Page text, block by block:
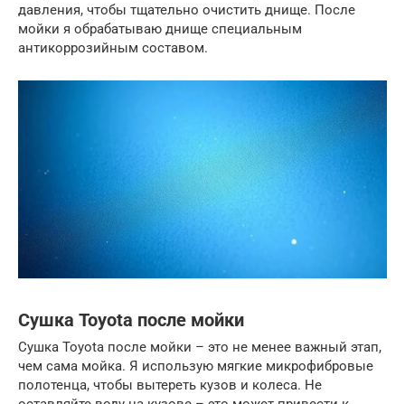
давления, чтобы тщательно очистить днище. После
мойки я обрабатываю днище специальным
антикоррозийным составом.
Сушка Toyota после мойки
Сушка Toyota после мойки – это не менее важный этап,
чем сама мойка. Я использую мягкие микрофибровые
полотенца, чтобы вытереть кузов и колеса. Не